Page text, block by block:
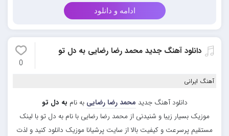
ادامه و دانلود
دانلود آهنگ جدید محمد رضا رضایی به دل تو
0
آهنگ ایرانی
دانلود آهنگ جدید محمد رضا رضایی به نام به دل تو
موزیک بسیار زیبا و شنیدنی از محمد رضا رضایی با نام به دل تو با لینک
مستقیم پرسرعت و کیفیت بالا از سایت پرشیانا موزیک دانلود کنید و لذت